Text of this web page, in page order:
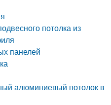
потолка из
панелей
алюминиевый потолок в